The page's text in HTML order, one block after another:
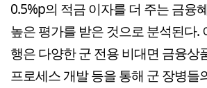
0.5%p의 적금 이자를 더 주는 금융
높은 평가를 받은 것으로 분석된다.
행은 다양한 군 전용 비대면 금융상
프로세스 개발 등을 통해 군 장병들